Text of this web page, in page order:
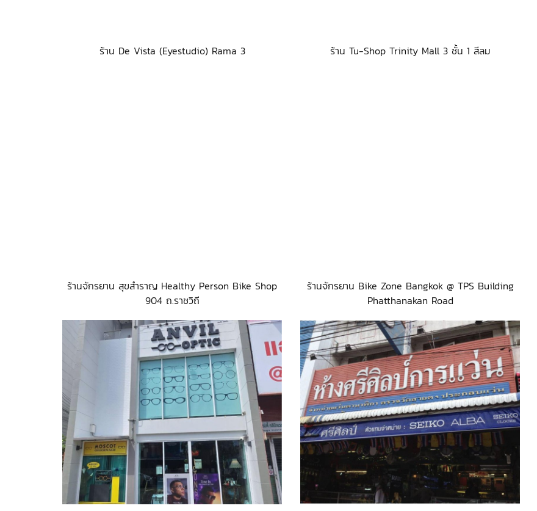
ร้าน De Vista (Eyestudio) Rama 3 ร้าน Tu-Shop Trinity Mall 3 ชั้น 1 สีลม
ร้านจักรยาน สุขสำราญ Healthy Person Bike Shop
904 ถ.ราชวิถี
ร้านจักรยาน Bike Zone Bangkok @ TPS Building
Phatthanakan Road